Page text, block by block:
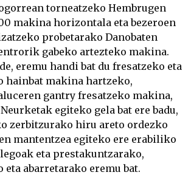
torneatzeko Hembrugen
makina horizontala eta bezeroen
probetarako Danobaten
gabeko artezteko makina.
eremu handi bat du fresatzeko eta
hainbat makina hartzeko,
gantry fresatzeko makina,
egiteko gela bat ere badu,
zerbitzurako hiru areto ordezko
mantentzea egiteko ere erabiliko
eta prestakuntzarako,
abarretarako eremu bat.